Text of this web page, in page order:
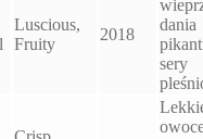
Luscious,
Fruity
2018
dania
sery